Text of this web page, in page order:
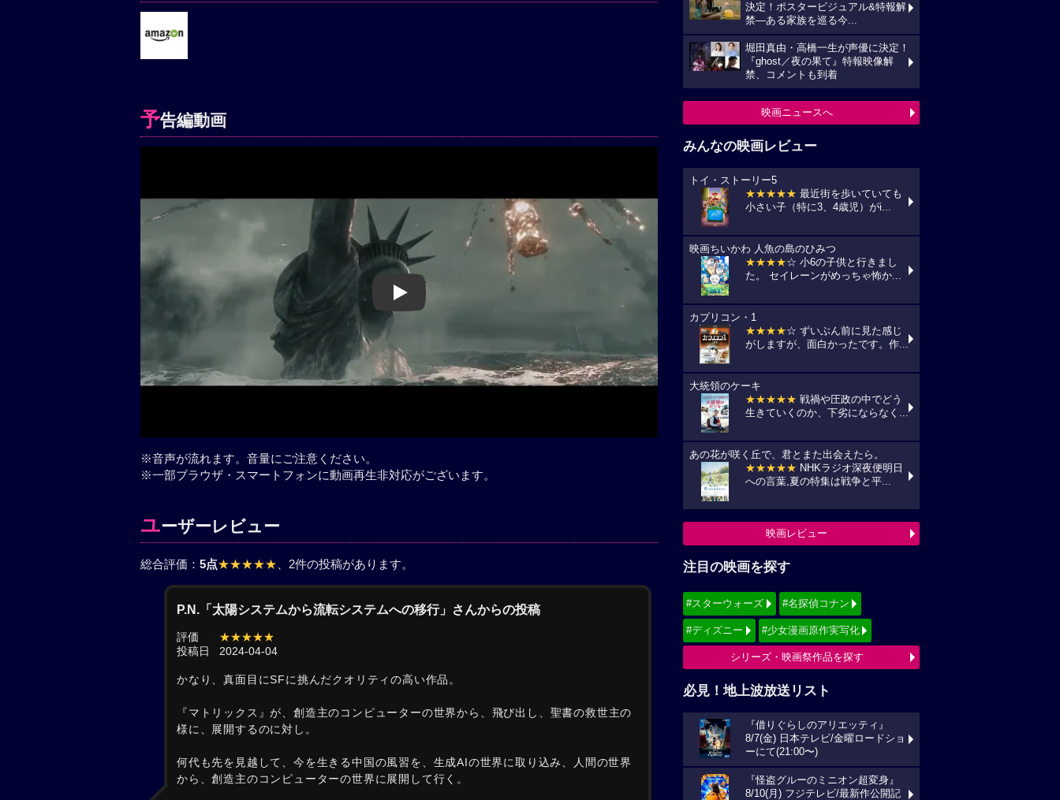
予告編動画
Play
※音声が流れます。音量にご注意ください。
※一部ブラウザ・スマートフォンに動画再生非対応がございます。
ユーザーレビュー
総合評価： 5点★★★★★ 、2件の投稿があります。
P.N.「太陽システムから流転システムへの移行」さんからの投稿
評価
★★★★★
投稿日
2024-04-04
かなり、真面目にSFに挑んだクオリティの高い作品。
『マトリックス』が、創造主のコンピューターの世界から、飛び出し、聖書の救世主の
様に、展開するのに対し。
何代も先を見越して、今を生きる中国の風習を、生成AIの世界に取り込み、人間の世界
から、創造主のコンピューターの世界に展開して行く。
決定！ポスタービジュアル&特報解
禁―ある家族を巡る今...
堀田真由・高橋一生が声優に決定！
『ghost／夜の果て』特報映像解
禁、コメントも到着
映画ニュースへ
みんなの映画レビュー
トイ・ストーリー5
★★★★★ 最近街を歩いていても
小さい子（特に3、4歳児）がi...
映画ちいかわ 人魚の島のひみつ
★★★★☆ 小6の子供と行きまし
た。 セイレーンがめっちゃ怖か...
カプリコン・1
★★★★☆ ずいぶん前に見た感じ
がしますが、面白かったです。作...
大統領のケーキ
★★★★★ 戦禍や圧政の中でどう
生きていくのか、下劣にならなく...
あの花が咲く丘で、君とまた出会えたら。
★★★★★ NHKラジオ深夜便明日
への言葉,夏の特集は戦争と平...
映画レビュー
注目の映画を探す
#スターウォーズ #名探偵コナン
#ディズニー #少女漫画原作実写化
シリーズ・映画祭作品を探す
必見！地上波放送リスト
『借りぐらしのアリエッティ』
8/7(金) 日本テレビ/金曜ロードショ
ーにて(21:00〜)
『怪盗グルーのミニオン超変身』
8/10(月) フジテレビ/最新作公開記